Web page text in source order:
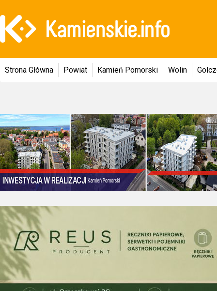
Strona Główna Powiat Kamień Pomorski Wolin